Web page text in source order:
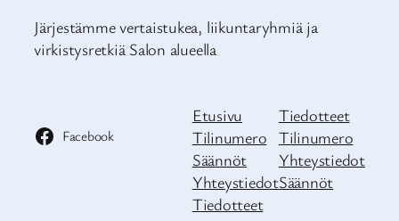
Järjestämme vertaistukea, liikuntaryhmiä ja
virkistysretkiä Salon alueella
Facebook
Etusivu
Tilinumero
Säännöt
Yhteystiedot
Tiedotteet
Tiedotteet
Tilinumero
Yhteystiedot
Säännöt